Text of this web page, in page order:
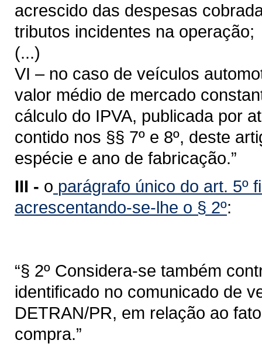
acrescido das despesas
tributos incidentes na operação;
(...)
VI – no caso de veículos
valor médio de mercado
cálculo do IPVA, publicada por
contido nos §§ 7º e 8º, deste
espécie e ano de fabricação.”
III - o parágrafo único do art. 5º
acrescentando-se-lhe o § 2º:
“§ 2º Considera-se também
identificado no comunicado de
DETRAN/PR, em relação ao
compra.”